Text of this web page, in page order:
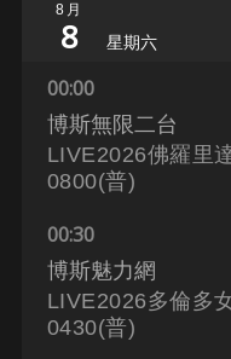
8月
8 星期六
00:00
博斯無限二台
LIVE2026佛羅里
0800(普)
00:30
博斯魅力網
LIVE2026多倫多
0430(普)